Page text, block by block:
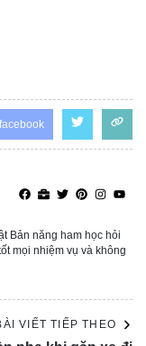
facebook
Bản năng ham học hỏi
mọi nhiệm vụ và không
VIẾT TIẾP THEO